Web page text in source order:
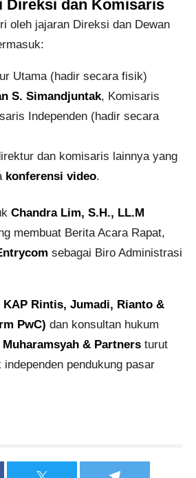
Direksi dan Komisaris
oleh jajaran Direksi dan Dewan
Utama (hadir secara fisik)
S. Simandjuntak, Komisaris
Independen (hadir secara
dan komisaris lainnya yang
konferensi video.
Chandra Lim, S.H., LL.M
membuat Berita Acara Rapat,
sebagai Biro Administrasi
KAP Rintis, Jumadi, Rianto &
PwC) dan konsultan hukum
& Partners turut
independen pendukung pasar